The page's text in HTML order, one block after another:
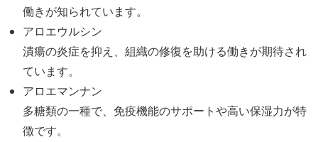
働きが知られています。
アロエウルシン
潰瘍の炎症を抑え、組織の修復を助ける働きが期待され
ています。
アロエマンナン
多糖類の一種で、免疫機能のサポートや高い保湿力が特
徴です。